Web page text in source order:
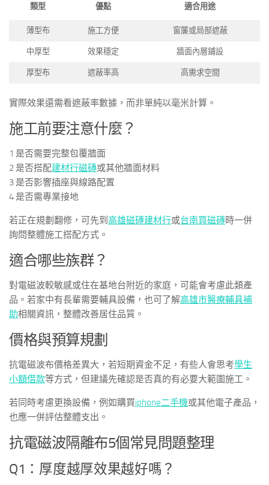
類型 優點 適合用途
薄型布 施工方便 窗簾或局部遮蔽
中厚型 效果穩定 牆面內層鋪設
厚型布 遮蔽率高 高需求空間
實際效果還需看遮蔽率數據，而非單純以毫米計算。
施工前要注意什麼？
1 是否需要完整包覆牆面
2 是否搭配建材行磁磚或其他牆面材料
3 是否影響插座與線路配置
4 是否需專業接地
若正在規劃翻修，可先到 高雄磁磚建材行或台南買磁磚時一併
詢問整體施工搭配方式。
適合哪些族群？
對電磁波較敏感或住在基地台附近的家庭，可能會考慮此類產
品。若家中有長輩需要輔具設備，也可了解高雄市醫療輔具補
助相關資訊，整體改善居住品質。
價格與預算規劃
抗電磁波布價格差異大，若短期資金不足，有些人會思考學生
小額借款等方式，但建議先確認是否真的有必要大範圍施工。
若同時考慮更換設備，例如購買iphone二手機或其他電子產品，
也應一併評估整體支出。
抗電磁波隔離布5個常見問題整理
Q1：厚度越厚效果越好嗎？